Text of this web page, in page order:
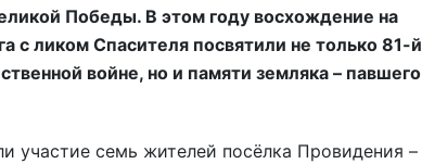
Победы. В этом году восхождение на
с ликом Спасителя посвятили не только 81-й
войне, но и памяти земляка – павшего
участие семь жителей посёлка Провидения –